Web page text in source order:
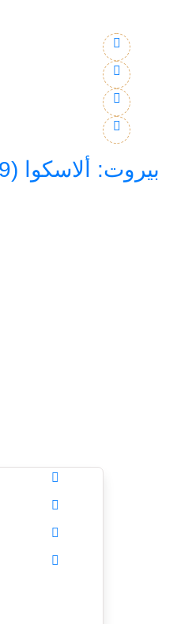
بيروت: ألاسكوا (2019) مشاركتنا في المنتدى العربي حول اهداف التنمية المستدامة في بيروت نيسان (أبريل) ٢٠١٩